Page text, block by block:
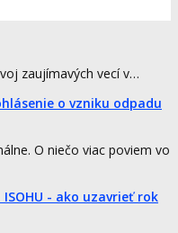
zaujímavých vecí v…
o vzniku odpadu
O niečo viac poviem vo
- ako uzavrieť rok